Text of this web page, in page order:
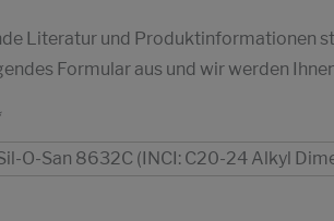
Literatur und Produktinformationen
Formular aus und wir werden